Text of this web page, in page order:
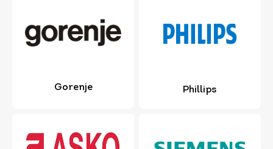
Gorenje Phillips